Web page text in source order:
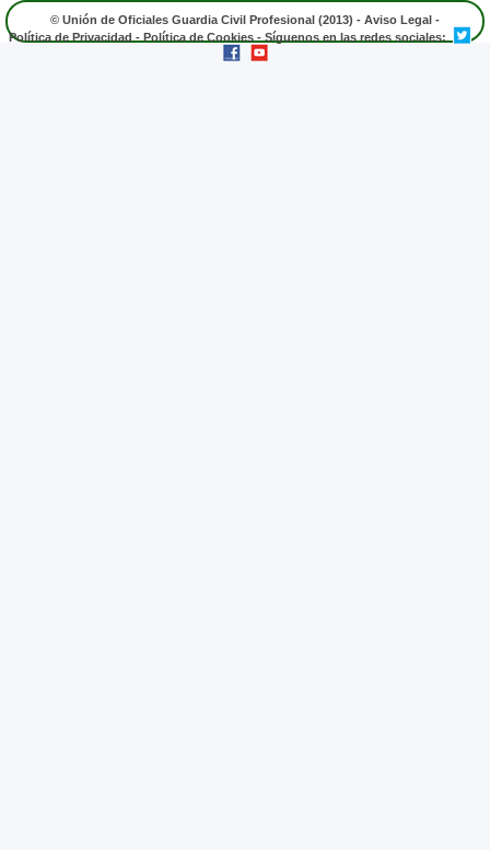
© Unión de Oficiales Guardia Civil Profesional (2013) - Aviso Legal -
Política de Privacidad - Política de Cookies - Síguenos en las redes sociales: